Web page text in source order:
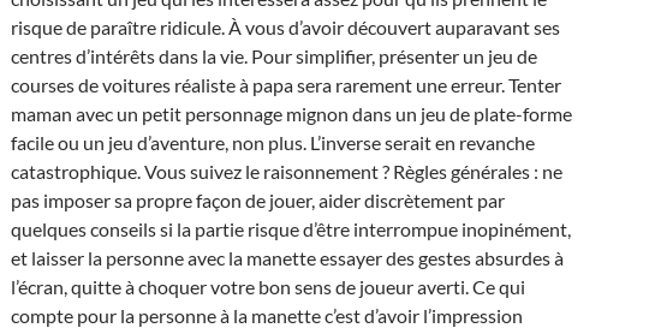
risque de paraître ridicule. À vous d’avoir découvert auparavant ses
centres d’intérêts dans la vie. Pour simplifier, présenter un jeu de
courses de voitures réaliste à papa sera rarement une erreur. Tenter
maman avec un petit personnage mignon dans un jeu de plate-forme
facile ou un jeu d’aventure, non plus. L’inverse serait en revanche
catastrophique. Vous suivez le raisonnement ? Règles générales : ne
pas imposer sa propre façon de jouer, aider discrètement par
quelques conseils si la partie risque d’être interrompue inopinément,
et laisser la personne avec la manette essayer des gestes absurdes à
l’écran, quitte à choquer votre bon sens de joueur averti. Ce qui
compte pour la personne à la manette c’est d’avoir l’impression